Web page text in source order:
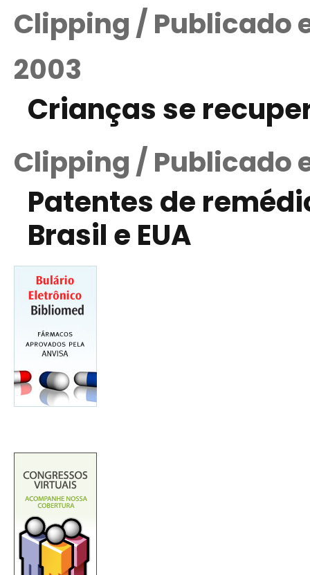
Clipping / Publicado
2003
Crianças se
Clipping / Publicado
Patentes de
Brasil e EUA